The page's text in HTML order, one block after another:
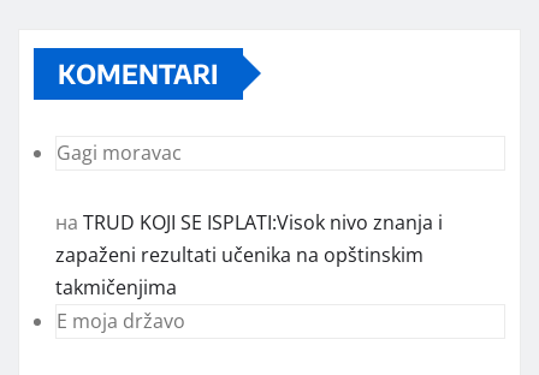
KOMENTARI
Gagi moravac
на TRUD KOJI SE ISPLATI:Visok nivo znanja i
zapaženi rezultati učenika na opštinskim
takmičenjima
E moja državo